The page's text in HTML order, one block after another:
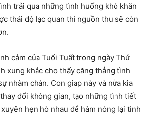
trải qua những tình huống khó khăn
thái độ lạc quan thì nguồn thu sẽ còn
cảm của Tuổi Tuất trong ngày Thứ
xung khắc cho thấy căng thẳng tình
nhàm chán. Con giáp này và nửa kia
đổi không gian, tạo những tình tiết
hẹn hò nhau để hâm nóng lại tình